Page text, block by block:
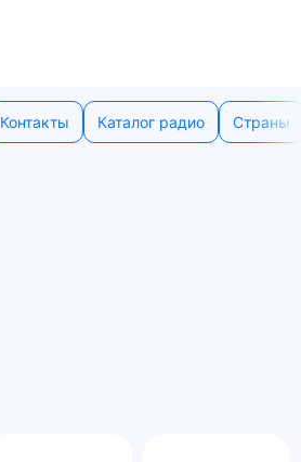
Контакты Каталог радио Страны